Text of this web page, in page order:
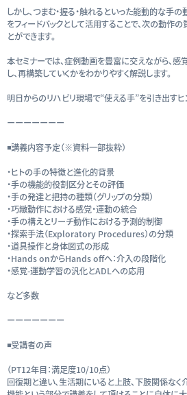
しかし、つまむ・握る・触れるといった能動的な手
をフィードバックとして活用することで、次の動作
とができます。
本セミナーでは、症例動画を豊富に交えながら、
し、再構築していくかをわかりやすく解説します。
明日からのリハビリ現場で“使える手”を引き出すヒ
ーーーーーーー
◾️講義内容予定（※資料一部抜粋）
・ヒトの手の特徴と進化的背景
・手の機能的役割区分とその評価
・手の発達と把持の種類（グリップの分類）
・巧緻動作における感覚・運動の統合
・手の構えとリーチ動作における予測的制御
・探索手法（Exploratory Procedures）の分類
・道具操作と身体図式の形成
・Hands onからHands offへ：介入の段階化
・感覚-運動学習の汎化とADLへの応用
など多数
ーーーーーーー
◾️受講者の声
（PT12年目：満足度10/10点）
回復期と違い、生活期にいると上肢、下肢関係な